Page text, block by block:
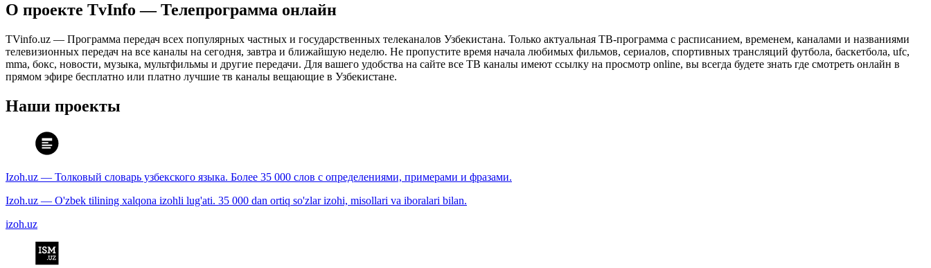
О проекте TvInfo — Телепрограмма онлайн
TVinfo.uz — Программа передач всех популярных частных и государственных телеканалов Узбекистана. Только актуальная ТВ-программа с расписанием, временем, каналами и названиями
телевизионных передач на все каналы на сегодня, завтра и ближайшую неделю. Не пропустите время начала любимых фильмов, сериалов, спортивных трансляций футбола, баскетбола, ufc,
mma, бокс, новости, музыка, мультфильмы и другие передачи. Для вашего удобства на сайте все ТВ каналы имеют ссылку на просмотр online, вы всегда будете знать где смотреть онлайн в
прямом эфире бесплатно или платно лучшие тв каналы вещающие в Узбекистане.
Наши проекты
Izoh.uz — Толковый словарь узбекского языка. Более 35 000 слов с определениями, примерами и фразами.
Izoh.uz — O'zbek tilining xalqona izohli lug'ati. 35 000 dan ortiq so'zlar izohi, misollari va iboralari bilan.
izoh.uz